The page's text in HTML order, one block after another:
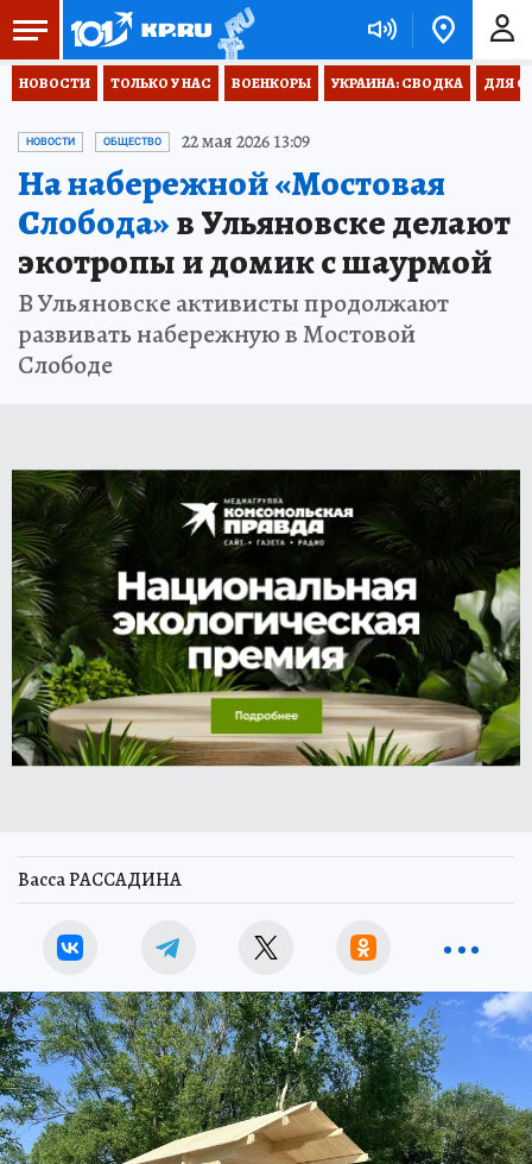
НОВОСТИ ТОЛЬКО У НАС ВОЕНКОРЫ УКРАИНА: СВОДКА ДЛЯ
НОВОСТИ ОБЩЕСТВО 22 мая 2026 13:09
На набережной «Мостовая
Слобода»в Ульяновске делают
экотропы и домик с шаурмой
В Ульяновске активисты продолжают
развивать набережную в Мостовой
Слободе
Васса РАССАДИНА